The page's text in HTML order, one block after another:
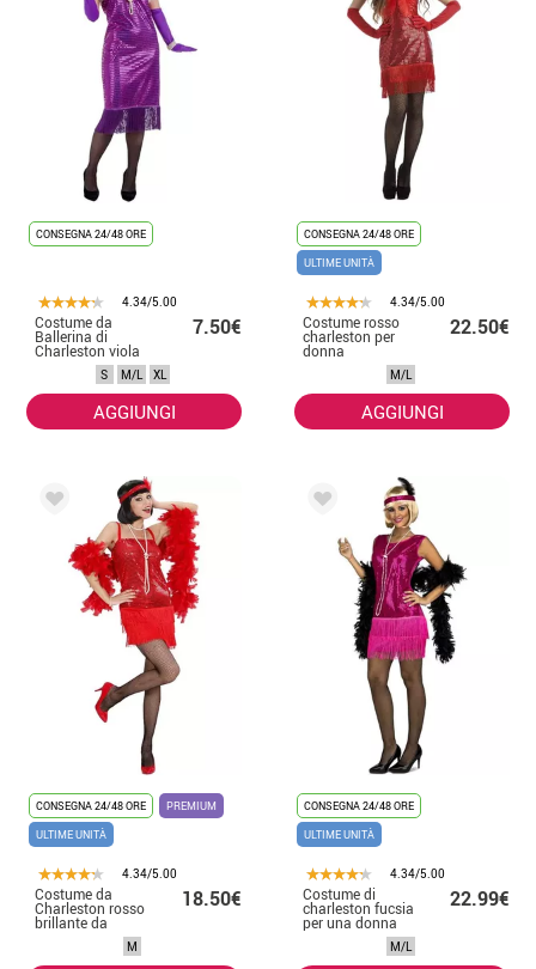
CONSEGNA 24/48 ORE
4.34/5.00
Costume da
Ballerina di
Charleston viola
per donna
7.50€
S M/L XL
AGGIUNGI
CONSEGNA 24/48 ORE
ULTIME UNITÀ
4.34/5.00
Costume rosso
charleston per
donna
22.50€
M/L
AGGIUNGI
CONSEGNA 24/48 ORE
PREMIUM
ULTIME UNITÀ
4.34/5.00
Costume da
Charleston rosso
brillante da
18.50€
M
CONSEGNA 24/48 ORE
ULTIME UNITÀ
4.34/5.00
Costume di
charleston fucsia
per una donna
22.99€
M/L